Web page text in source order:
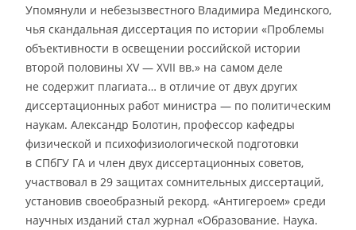
Упомянули и небезызвестного Владимира Мединского,
чья скандальная диссертация по истории «Проблемы
объективности в освещении российской истории
второй половины XV — XVII вв.» на самом деле
не содержит плагиата… в отличие от двух других
диссертационных работ министра — по политическим
наукам. Александр Болотин, профессор кафедры
физической и психофизиологической подготовки
в СПбГУ ГА и член двух диссертационных советов,
участвовал в 29 защитах сомнительных диссертаций,
установив своеобразный рекорд. «Антигероем» среди
научных изданий стал журнал «Образование. Наука.